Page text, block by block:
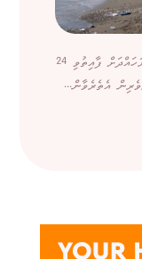
މޮރޮކޯއާ އިންވެގެން އޮންނަ ސްޕޭންގެ ސެއުތާ ސަރަހައްދަށް ފާއިތުވި 24